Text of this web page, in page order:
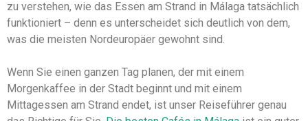
zu verstehen, wie das Essen am Strand in Málaga tatsächlich
funktioniert – denn es unterscheidet sich deutlich von dem,
was die meisten Nordeuropäer gewohnt sind.
Wenn Sie einen ganzen Tag planen, der mit einem
Morgenkaffee in der Stadt beginnt und mit einem
Mittagessen am Strand endet, ist unser Reiseführer genau